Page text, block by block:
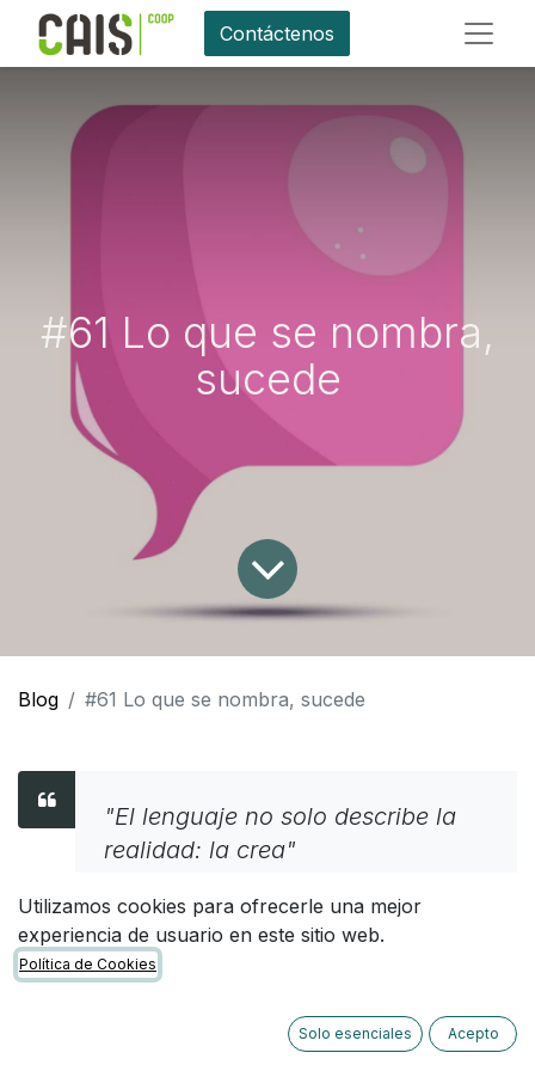
Contáctenos
#61 Lo que se nombra,
sucede
Blog #61 Lo que se nombra, sucede
"El lenguaje no solo describe la
realidad: la crea"
Hablar de declaraciones es hablar de un tipo de
acción que ocurre con la palabra.
Utilizamos cookies para ofrecerle una mejor
experiencia de usuario en este sitio web.
Política de Cookies
Solo esenciales Acepto